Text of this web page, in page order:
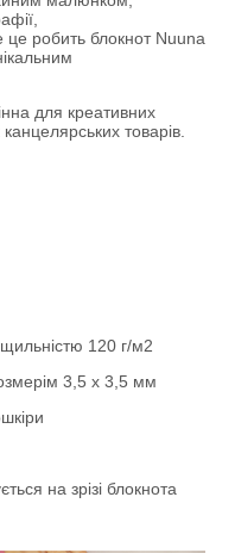
це робить блокнот Nuuna
для креативних
товарів.
120 г/м2
3,5 х 3,5 мм
на зрізі блокнота